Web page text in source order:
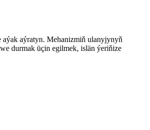
aýratyn. Mehanizmiň ulanyjynyň
durmak üçin egilmek, islän ýeriňize